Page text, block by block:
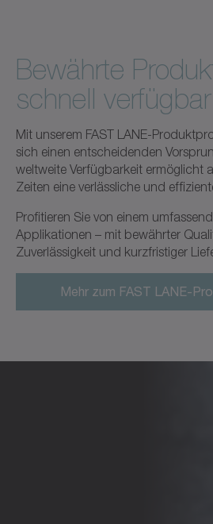
Bewährte
schnell verfügbar
Mit unserem FAST LANE-
sich einen entscheidenden
weltweite Verfügbarkeit ermöglicht
Zeiten eine verlässliche und
Profitieren Sie von einem
Applikationen – mit bewährter
Zuverlässigkeit und kurzfristiger
Mehr zum FAST LANE-